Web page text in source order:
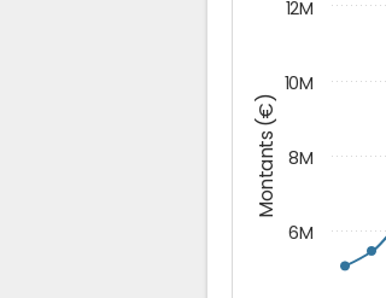
Montants (€)
6M
8M
10M
12M